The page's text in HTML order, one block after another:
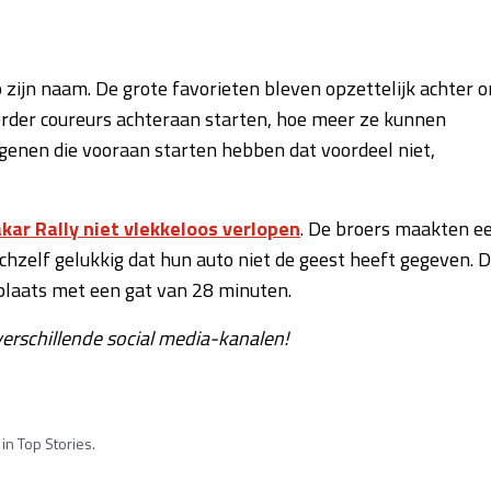
naam. De grote favorieten bleven opzettelijk achter
coureurs achteraan starten, hoe meer ze kunnen
die vooraan starten hebben dat voordeel niet,
Rally niet vlekkeloos verlopen. De broers maakten
gelukkig dat hun auto niet de geest heeft gegeven.
met een gat van 28 minuten.
social media-kanalen!
Top Stories.